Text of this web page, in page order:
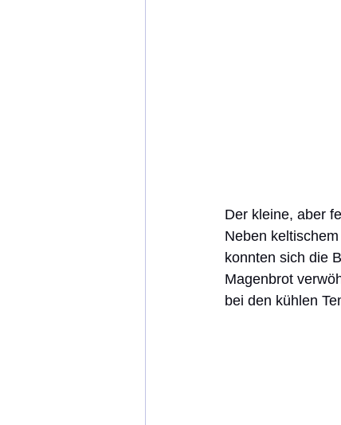
Der kleine, aber
Neben
konnten sich die
Magenbrot
bei den kühlen